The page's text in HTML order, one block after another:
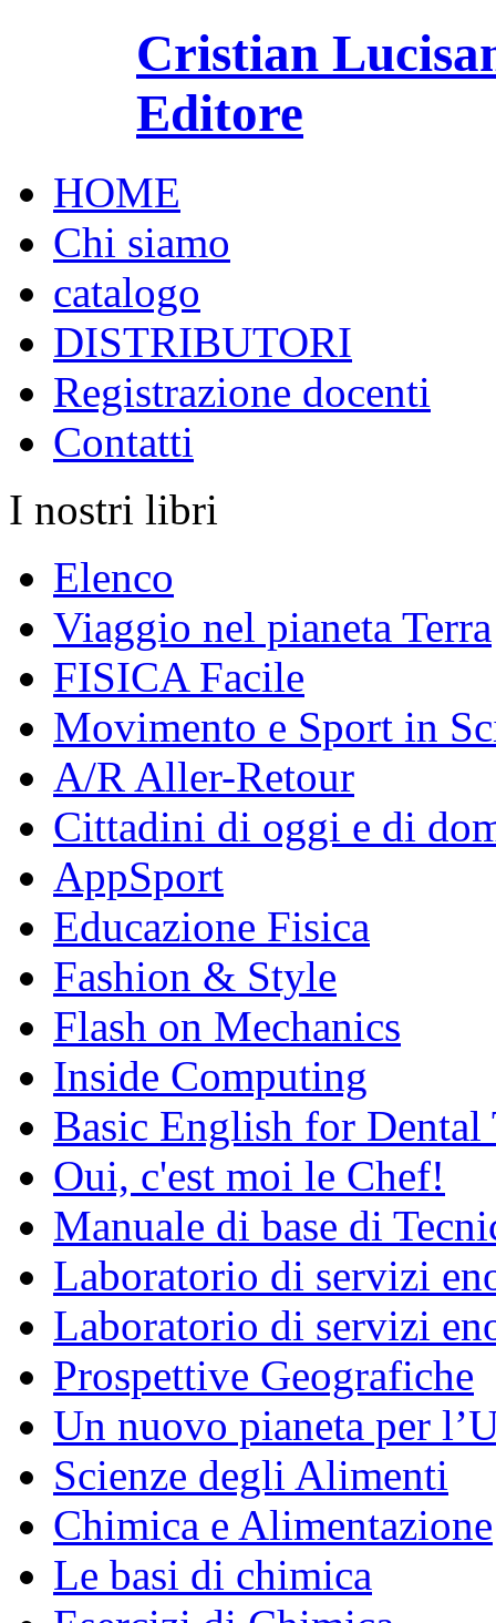
Cristian
Editore
HOME
Chi siamo
catalogo
DISTRIBUTORI
Registrazione docenti
Contatti
I nostri libri
Elenco
Viaggio nel pianeta Terra
FISICA Facile
Movimento e Sport in
A/R Aller-Retour
Cittadini di oggi e di
AppSport
Educazione Fisica
Fashion & Style
Flash on Mechanics
Inside Computing
Basic English for Dental
Oui, c'est moi le Chef!
Manuale di base di
Laboratorio di servizi
Laboratorio di servizi
Prospettive Geografiche
Un nuovo pianeta per
Scienze degli Alimenti
Chimica e Alimentazione
Le basi di chimica